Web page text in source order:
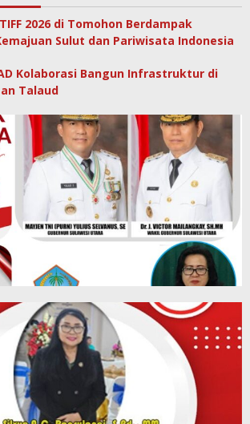
2026 di Tomohon Berdampak
Sulut dan Pariwisata Indonesia
Kolaborasi Bangun Infrastruktur di
Talaud